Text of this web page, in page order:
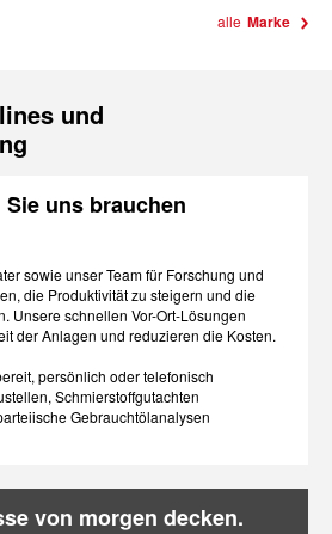
alle Marke
und
uns brauchen
sowie unser Team für Forschung und
die Produktivität zu steigern und die
Unsere schnellen Vor-Ort-Lösungen
der Anlagen und reduzieren die Kosten.
persönlich oder telefonisch
Schmierstoffgutachten
Gebrauchtölanalysen
von morgen decken.